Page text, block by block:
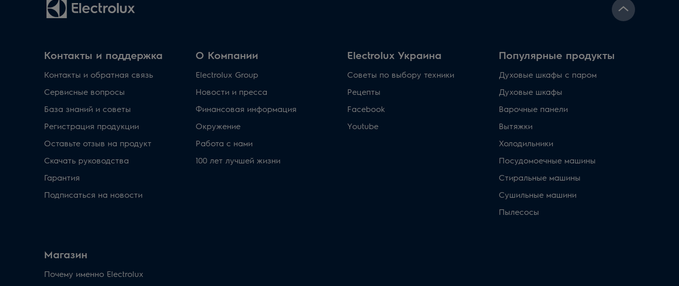
Контакты и поддержка
Контакты и обратная связь
Сервисные вопросы
База знаний и советы
Регистрация продукции
Оставьте отзыв на продукт
Скачать руководства
Гарантия
Подписаться на новости
О Компании
Electrolux Group
Новости и пресса
Финансовая информация
Окружение
Работа с нами
100 лет лучшей жизни
Electrolux Украина
Советы по выбору техники
Рецепты
Facebook
Youtube
Популярные продукты
Духовые шкафы с паром
Духовые шкафы
Варочные панели
Вытяжки
Холодильники
Посудомоечные машины
Стиральные машины
Сушильные машини
Пылесосы
Магазин
Почему именно Electrolux